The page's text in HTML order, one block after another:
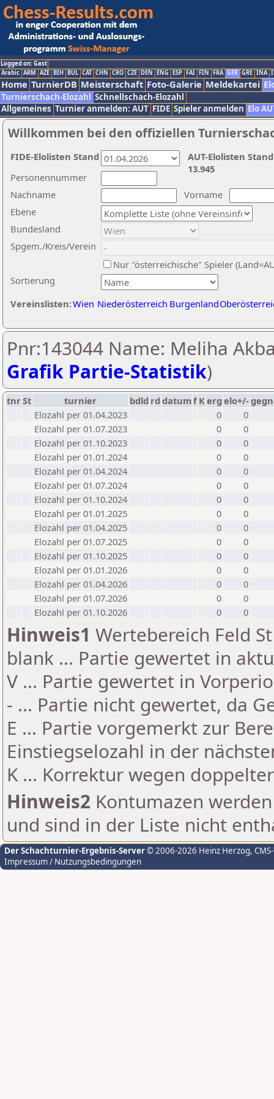
Logged on: Gast
Arabic ARM AZE BIH BUL CAT CHN CRO CZE DEN ENG ESP FAI FIN FRA GER GRE INA
Home TurnierDB Meisterschaft Foto-Galerie Meldekartei
Turnierschach-Elozahl Schnellschach-Elozahl
Allgemeines Turnier anmelden: AUT FIDE Spieler anmelden Elo
Willkommen bei den offiziellen
Nachname
Vorname
Ebene
Sortierung
Personennummer
Bundesland
Spgem./Kreis/Verein
Nur "österreichische" Spieler
Vereinslisten:Wien Niederösterreich Burgenland
AUT-Elolisten
13.945
FIDE-Elolisten Stand
Pnr:143044 Name: Meliha
Grafik Partie-Statistik)
tnrSt turnier bdld rd datumf Kerg elo+/-
Elozahl per 01.04.2023
0
0
Elozahl per 01.07.2023
0
0
Elozahl per 01.10.2023
0
0
Elozahl per 01.01.2024
0
0
Elozahl per 01.04.2024
0
0
Elozahl per 01.07.2024
0
0
Elozahl per 01.10.2024
0
0
Elozahl per 01.01.2025
0
0
Elozahl per 01.04.2025
0
0
Elozahl per 01.07.2025
0
0
Elozahl per 01.10.2025
0
0
Elozahl per 01.01.2026
0
0
Elozahl per 01.04.2026
0
0
Elozahl per 01.07.2026
0
0
Elozahl per 01.10.2026
0 0
Hinweis1 Wertebereich Feld
blank ... Partie gewertet in
V ... Partie gewertet in
- ... Partie nicht gewertet, da
E ... Partie vorgemerkt zur
Einstiegselozahl in der
K ... Korrektur wegen
Hinweis2 Kontumazen
und sind in der Liste nicht
Der Schachturnier-Ergebnis-Server© 2006-2026 Heinz Herzog,
Impressum / Nutzungsbedingungen